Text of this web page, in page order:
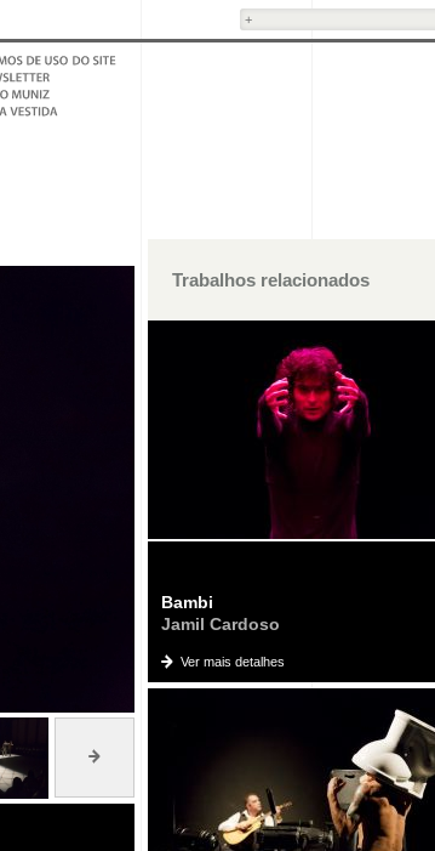
Trabalhos relacionados
Bambi
Jamil Cardoso
Ver mais detalhes